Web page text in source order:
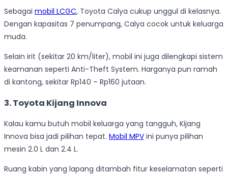
Sebagai mobil LCGC, Toyota Calya cukup unggul di kelasnya.
Dengan kapasitas 7 penumpang, Calya cocok untuk keluarga
muda.
Selain irit (sekitar 20 km/liter), mobil ini juga dilengkapi sistem
keamanan seperti Anti-Theft System. Harganya pun ramah
di kantong, sekitar Rp140 – Rp160 jutaan.
3. Toyota Kijang Innova
Kalau kamu butuh mobil keluarga yang tangguh, Kijang
Innova bisa jadi pilihan tepat. Mobil MPV ini punya pilihan
mesin 2.0 L dan 2.4 L.
Ruang kabin yang lapang ditambah fitur keselamatan seperti